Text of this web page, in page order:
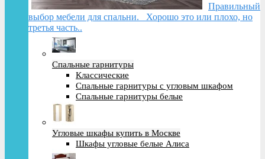
Правильный
выбор мебели для спальни. Хорошо это или плохо, но
третья часть..
Спальные гарнитуры
Классические
Спальные гарнитуры с угловым шкафом
Спальные гарнитуры белые
Угловые шкафы купить в Москве
Шкафы угловые белые Алиса